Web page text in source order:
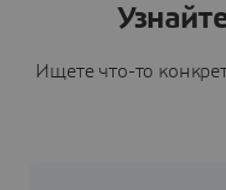
Ищете что-то